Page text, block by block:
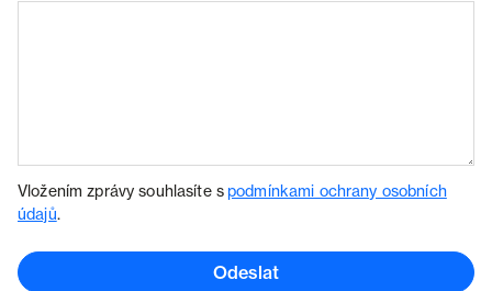
Vložením zprávy souhlasíte spodmínkami ochrany osobních
údajů.
Odeslat